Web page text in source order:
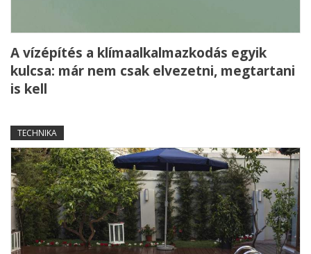
A vízépítés a klímaalkalmazkodás egyik
kulcsa: már nem csak elvezetni, megtartani
is kell
TECHNIKA